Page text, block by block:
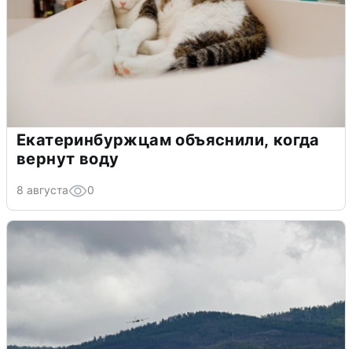
Екатеринбуржцам объяснили, когда
вернут воду
8 августа 0